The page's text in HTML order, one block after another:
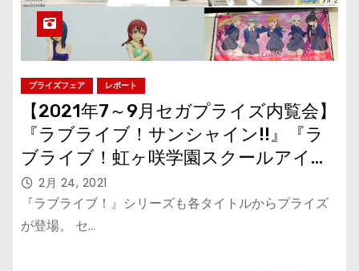
プライズフェア レポート
【2021年7～9月セガプライズ内覧会】
『ラブライブ！サンシャイン!!』『ラ
ブライブ！虹ヶ咲学園スクールアイド
ル同好会』『ラブライブ！スーパース
ター!!』フィギュアやぬいぐるみ他
2月 24, 2021
『ラブライブ！』シリーズも各タイトルからプライズ
が登場。 セ…